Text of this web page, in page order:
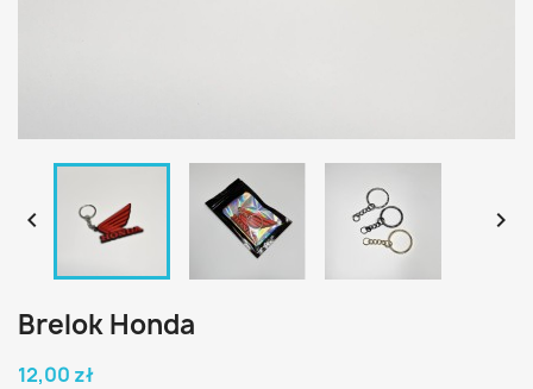
 
Brelok Honda
12,00 zł